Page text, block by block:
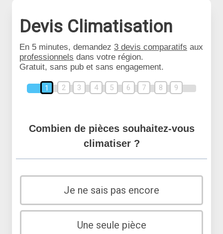
Devis Climatisation
En 5 minutes, demandez 3 devis comparatifs aux
professionnels dans votre région.
Gratuit, sans pub et sans engagement.
1 2 3 4 5 6 7 8 9
Combien de pièces souhaitez-vous
climatiser ?
Je ne sais pas encore
Une seule pièce